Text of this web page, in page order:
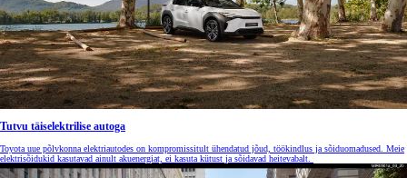
Tutvu täiselektrilise autoga
Toyota uue põlvkonna elektriautodes on kompromissitult ühendatud jõud, töökindlus ja sõiduomadused. Meie
elektrisõidukid kasutavad ainult akuenergiat, ei kasuta kütust ja sõidavad heitevabalt.